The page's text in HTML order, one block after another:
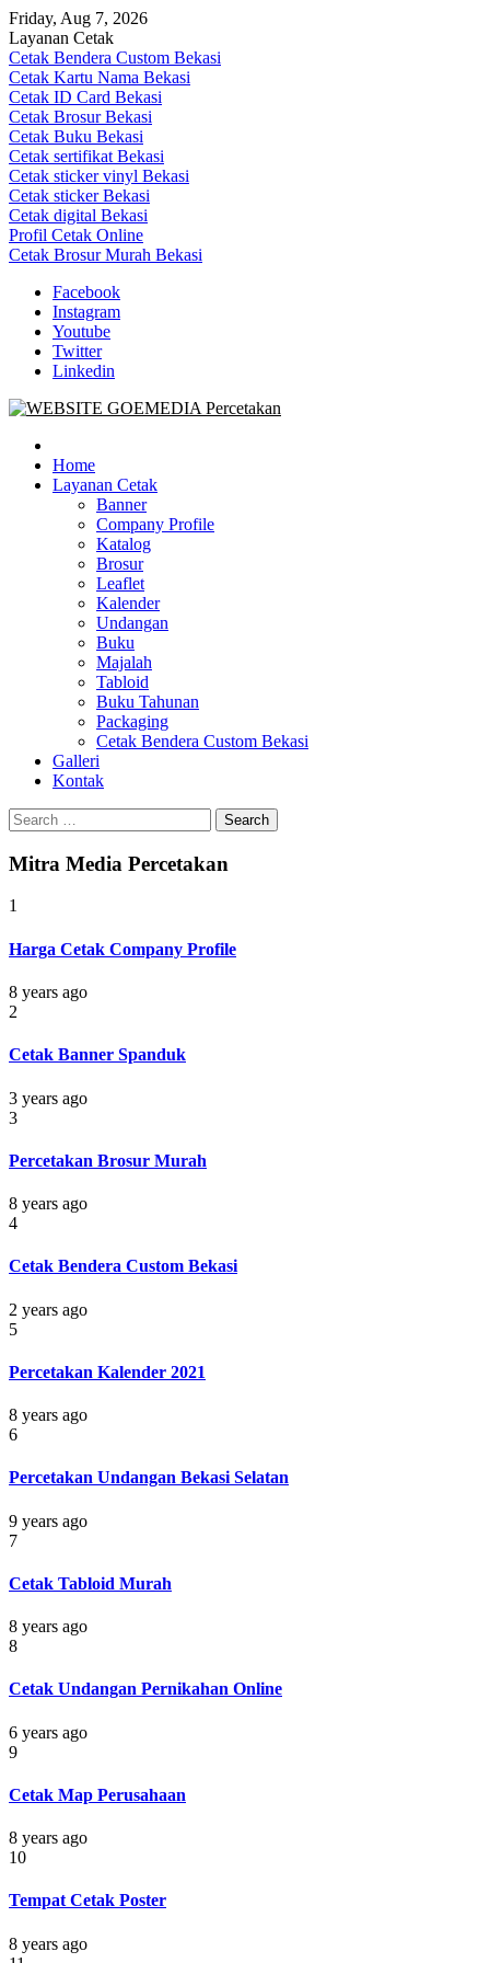
Skip
to
content
Friday, Aug 7, 2026
Layanan Cetak
Cetak Bendera Custom Bekasi
Cetak Kartu Nama Bekasi
Cetak ID Card Bekasi
Cetak Brosur Bekasi
Cetak Buku Bekasi
Cetak sertifikat Bekasi
Cetak sticker vinyl Bekasi
Cetak sticker Bekasi
Cetak digital Bekasi
Profil Cetak Online
Cetak Brosur Murah Bekasi
Facebook
Instagram
Youtube
Twitter
Linkedin
Goe Media Percetakan | 0822-4439-5599 (Call/WA)
0822-4439-5599 (Call/WA) Percetakan jasa cetak banner buku yasin
invoice kartu nama label map nota spanduk stiker undangan
pernikahan murah online 24 jam
Home
Layanan Cetak
Banner
Company Profile
Katalog
Brosur
Leaflet
Kalender
Undangan
Buku
Majalah
Tabloid
Buku Tahunan
Packaging
Cetak Bendera Custom Bekasi
Galleri
Kontak
Search
for:
Mitra Media Percetakan
1
Harga Cetak Company Profile
8 years ago
2
Cetak Banner Spanduk
3 years ago
3
Percetakan Brosur Murah
8 years ago
4
Cetak Bendera Custom Bekasi
2 years ago
5
Percetakan Kalender 2021
8 years ago
6
Percetakan Undangan Bekasi Selatan
9 years ago
7
Cetak Tabloid Murah
8 years ago
8
Cetak Undangan Pernikahan Online
6 years ago
9
Cetak Map Perusahaan
8 years ago
10
Tempat Cetak Poster
8 years ago